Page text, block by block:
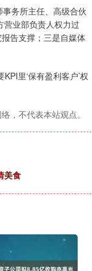
务所主任、高级合伙
营业部负责人权力过
告支撑；三是自媒体
里‘保有盈利客户’权
，不代表本站观点。
美食